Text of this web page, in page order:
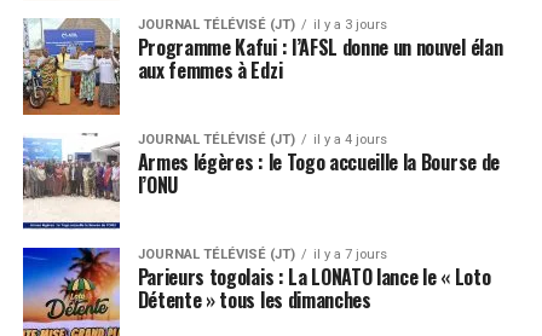
JOURNAL TÉLÉVISÉ (JT) il y a 3 jours
Programme Kafui : l’AFSL donne un nouvel élan
aux femmes à Edzi
JOURNAL TÉLÉVISÉ (JT) il y a 4 jours
Armes légères : le Togo accueille la Bourse de
l’ONU
JOURNAL TÉLÉVISÉ (JT) il y a 7 jours
Parieurs togolais : La LONATO lance le « Loto
Détente » tous les dimanches